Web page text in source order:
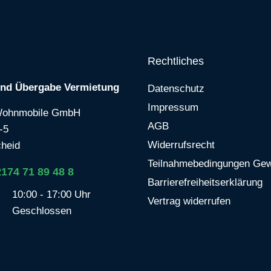
Übergabe Vermietung
GmbH
5
71 89 48 8
10:00 - 17:00 Uhr
Geschlossen
Rechtliches
Datenschutz
Impressum
AGB
Widerrufsrecht
Teilnahmebedingungen
Barrierefreiheitserklärung
Vertrag widerrufen